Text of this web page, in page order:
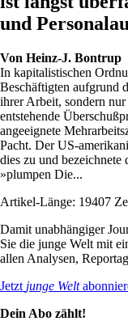
und
Von Heinz-J. Bontrup
In kapitalistischen
Beschäftigten aufgrund
ihrer Arbeit, sondern
entstehende
angeeignete
Pacht. Der US-
dies zu und bezeichnete
»plumpen Die...
Artikel-Länge: 19407
Damit unabhängiger
Sie die junge Welt mit
allen Analysen,
Jetzt junge Welt
Dein Abo zählt!